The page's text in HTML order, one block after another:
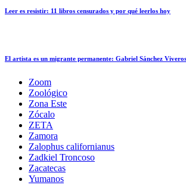
Leer es resistir: 11 libros censurados y por qué leerlos hoy
El artista es un migrante permanente: Gabriel Sánchez Viveros
Zoom
Zoológico
Zona Este
Zócalo
ZETA
Zamora
Zalophus californianus
Zadkiel Troncoso
Zacatecas
Yumanos